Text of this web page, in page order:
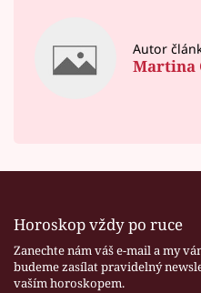
Autor
Martina
Horoskop vždy po ruce
Zanechte nám váš e-mail a my
budeme zasílat pravidelný
vaším horoskopem.